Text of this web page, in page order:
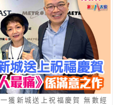
獲新城送上祝福慶賀 無數經